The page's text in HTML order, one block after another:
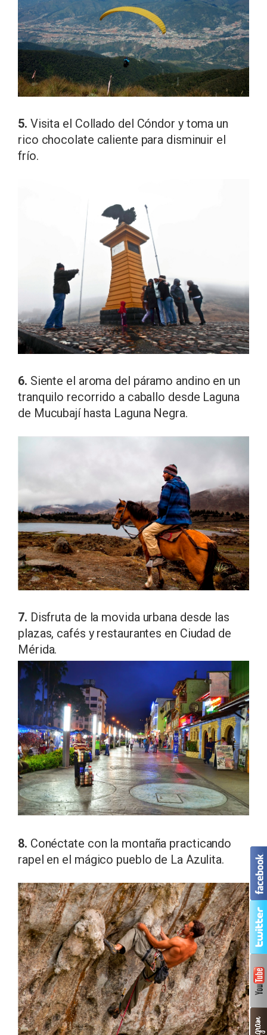
5. Visita el Collado del Cóndor y toma un
rico chocolate caliente para disminuir el
frío.
6. Siente el aroma del páramo andino en un
tranquilo recorrido a caballo desde Laguna
de Mucubají hasta Laguna Negra.
7. Disfruta de la movida urbana desde las
plazas, cafés y restaurantes en Ciudad de
Mérida.
8. Conéctate con la montaña practicando
rapel en el mágico pueblo de La Azulita.